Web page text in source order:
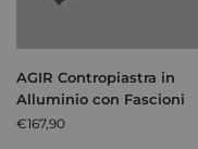
AGIR Contropiastra in
Alluminio con Fascioni
€167,90